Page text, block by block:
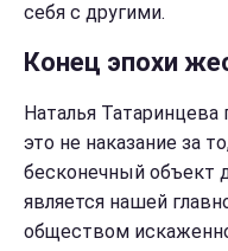
себя с другими.
Конец эпохи
Наталья
это не наказание за
бесконечный объект
является нашей
обществом